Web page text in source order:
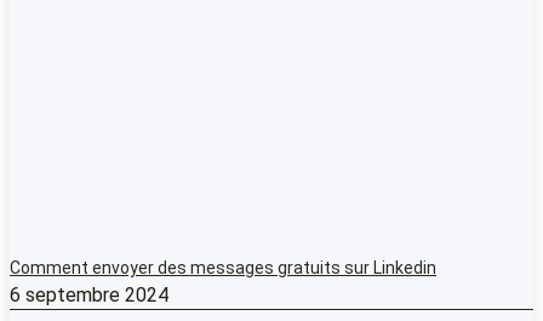
Comment envoyer des messages gratuits sur Linkedin
6 septembre 2024